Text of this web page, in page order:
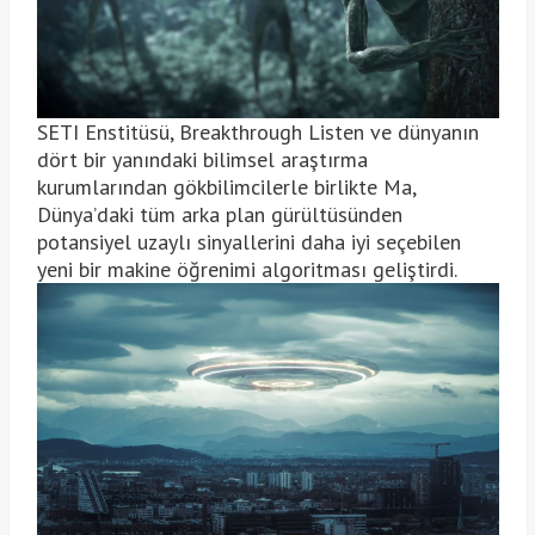
SETI Enstitüsü, Breakthrough Listen ve dünyanın
dört bir yanındaki bilimsel araştırma
kurumlarından gökbilimcilerle birlikte Ma,
Dünya’daki tüm arka plan gürültüsünden
potansiyel uzaylı sinyallerini daha iyi seçebilen
yeni bir makine öğrenimi algoritması geliştirdi.